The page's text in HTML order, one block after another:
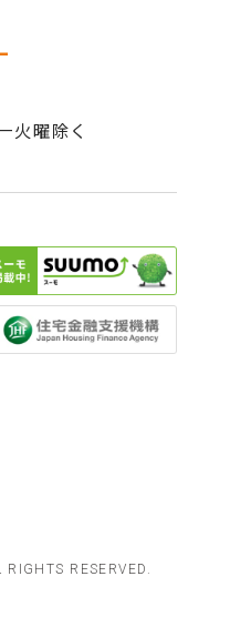
火曜除く
RESERVED.